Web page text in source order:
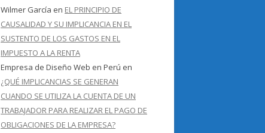
Wilmer García en EL PRINCIPIO DE
CAUSALIDAD Y SU IMPLICANCIA EN EL
SUSTENTO DE LOS GASTOS EN EL
IMPUESTO A LA RENTA
Empresa de Diseño Web en Perú en
¿QUÉ IMPLICANCIAS SE GENERAN
CUANDO SE UTILIZA LA CUENTA DE UN
TRABAJADOR PARA REALIZAR EL PAGO DE
OBLIGACIONES DE LA EMPRESA?